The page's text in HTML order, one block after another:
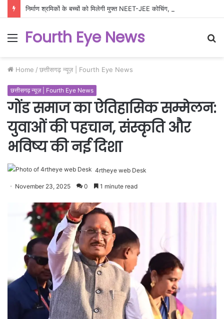
Menu
Fourth Eye News
Home / छत्तीसगढ़ न्यूज़ | Fourth Eye News
छत्तीसगढ़ न्यूज़ | Fourth Eye News
गोंड समाज का ऐतिहासिक सम्मेलन:
युवाओं की पहचान, संस्कृति और
भविष्य की नई दिशा
4rtheye web Desk
November 23, 2025 0 1 minute read